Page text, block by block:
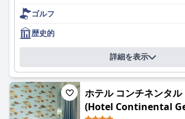
ゲストは一貫して朝食体験を称賛し、作りたて
ションや豊富なビュッフェなど、多様で見た目
ョンを強調しています。フレンドリーでプロフ
タッフによる一流のサービスとともに、美しい
ながら朝食を楽しむことは、楽しい朝の雰囲気
す。スタッフの人数が少ないというコメントが
朝食はこれまでで最高のホテル朝食の 1 つとし
います。
インペリアーレ パレス ホテルでのディナーは、
ゴルフ
歴史的
詳細を表示
ホテル コンチネンタル
(Hotel Continental